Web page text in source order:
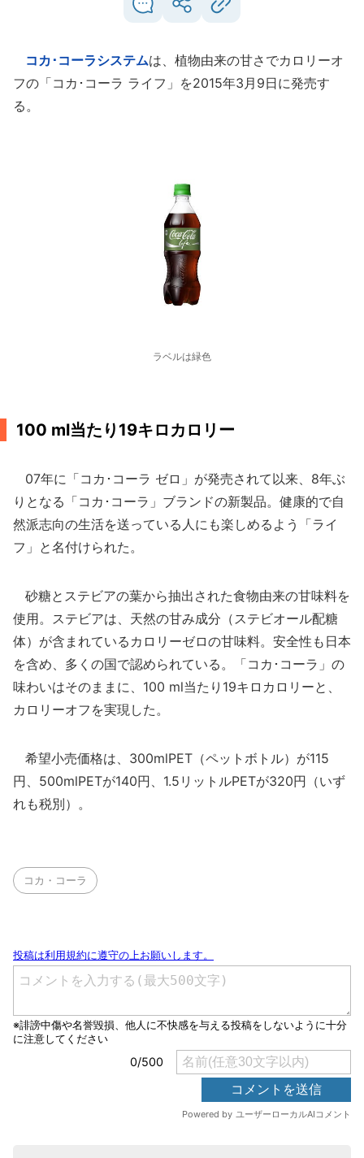
コカ･コーラシステムは、植物由来の甘さでカロリーオ
フの「コカ･コーラ ライフ」を2015年3月9日に発売す
る。
ラベルは緑色
100 ml当たり19キロカロリー
07年に「コカ･コーラ ゼロ」が発売されて以来、8年ぶ
りとなる「コカ･コーラ」ブランドの新製品。健康的で自
然派志向の生活を送っている人にも楽しめるよう「ライ
フ」と名付けられた。
砂糖とステビアの葉から抽出された食物由来の甘味料を
使用。ステビアは、天然の甘み成分（ステビオール配糖
体）が含まれているカロリーゼロの甘味料。安全性も日本
を含め、多くの国で認められている。「コカ･コーラ」の
味わいはそのままに、100 ml当たり19キロカロリーと、
カロリーオフを実現した。
希望小売価格は、300mlPET（ペットボトル）が115
円、500mlPETが140円、1.5リットルPETが320円（いず
れも税別）。
コカ・コーラ